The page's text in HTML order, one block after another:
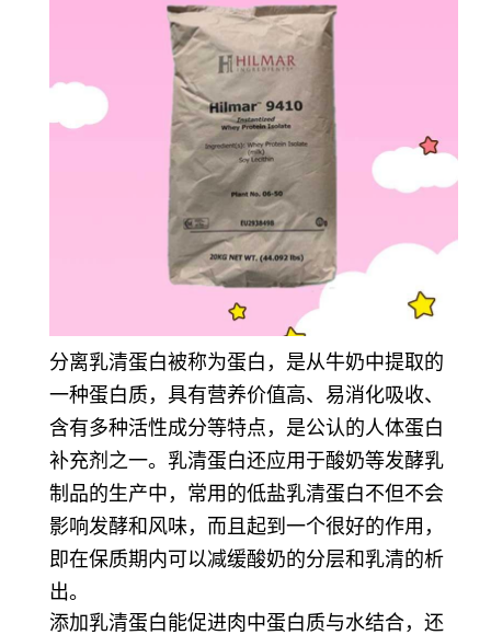
分离乳清蛋白被称为蛋白，是从牛奶中提取的
一种蛋白质，具有营养价值高、易消化吸收、
含有多种活性成分等特点，是公认的人体蛋白
补充剂之一。乳清蛋白还应用于酸奶等发酵乳
制品的生产中，常用的低盐乳清蛋白不但不会
影响发酵和风味，而且起到一个很好的作用，
即在保质期内可以减缓酸奶的分层和乳清的析
出。
添加乳清蛋白能促进肉中蛋白质与水结合，还